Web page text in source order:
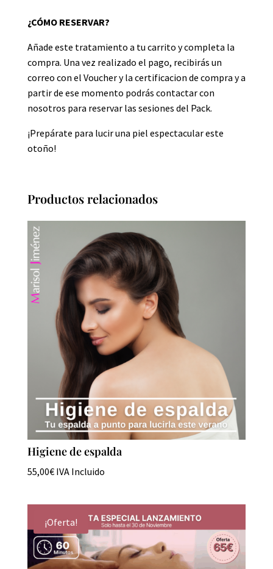
¿CÓMO RESERVAR?
Añade este tratamiento a tu carrito y completa la
compra. Una vez realizado el pago, recibirás un
correo con el Voucher y la certificacion de compra y a
partir de ese momento podrás contactar con
nosotros para reservar las sesiones del Pack.
¡Prepárate para lucir una piel espectacular este
otoño!
Productos relacionados
Higiene de espalda
55,00€ IVA Incluido
¡Oferta!